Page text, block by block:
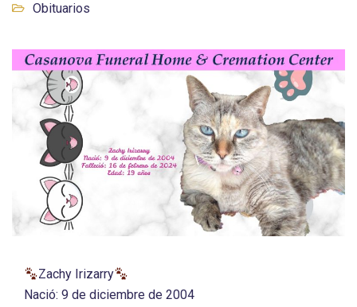
Obituarios
Zachy Irizarry
Nació: 9 de diciembre de 2004